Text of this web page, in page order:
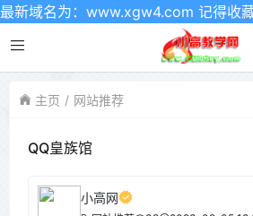
域名为：www.xgw4.com 记得收藏哦
主页 网站推荐
QQ皇族馆
小高网